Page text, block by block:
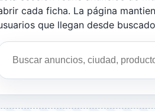
cada ficha. La página
que llegan desde